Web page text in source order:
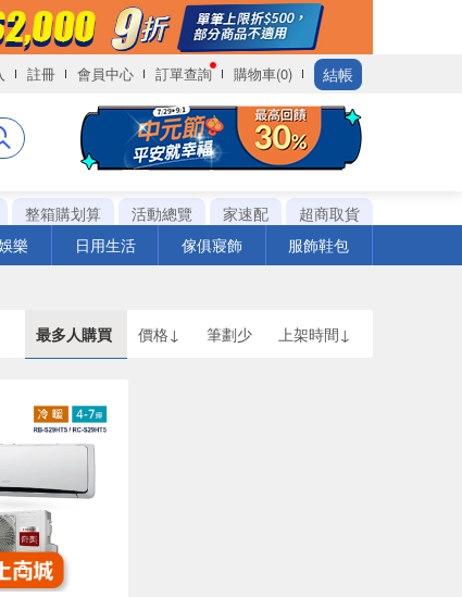
註冊 會員中心 訂單查詢 購物車(0) 結帳
整箱購划算 活動總覽 家速配
超商取貨
樂 日用生活 傢俱寢飾 服飾鞋包
最多人購買 價格↓ 筆劃少 上架時間↓